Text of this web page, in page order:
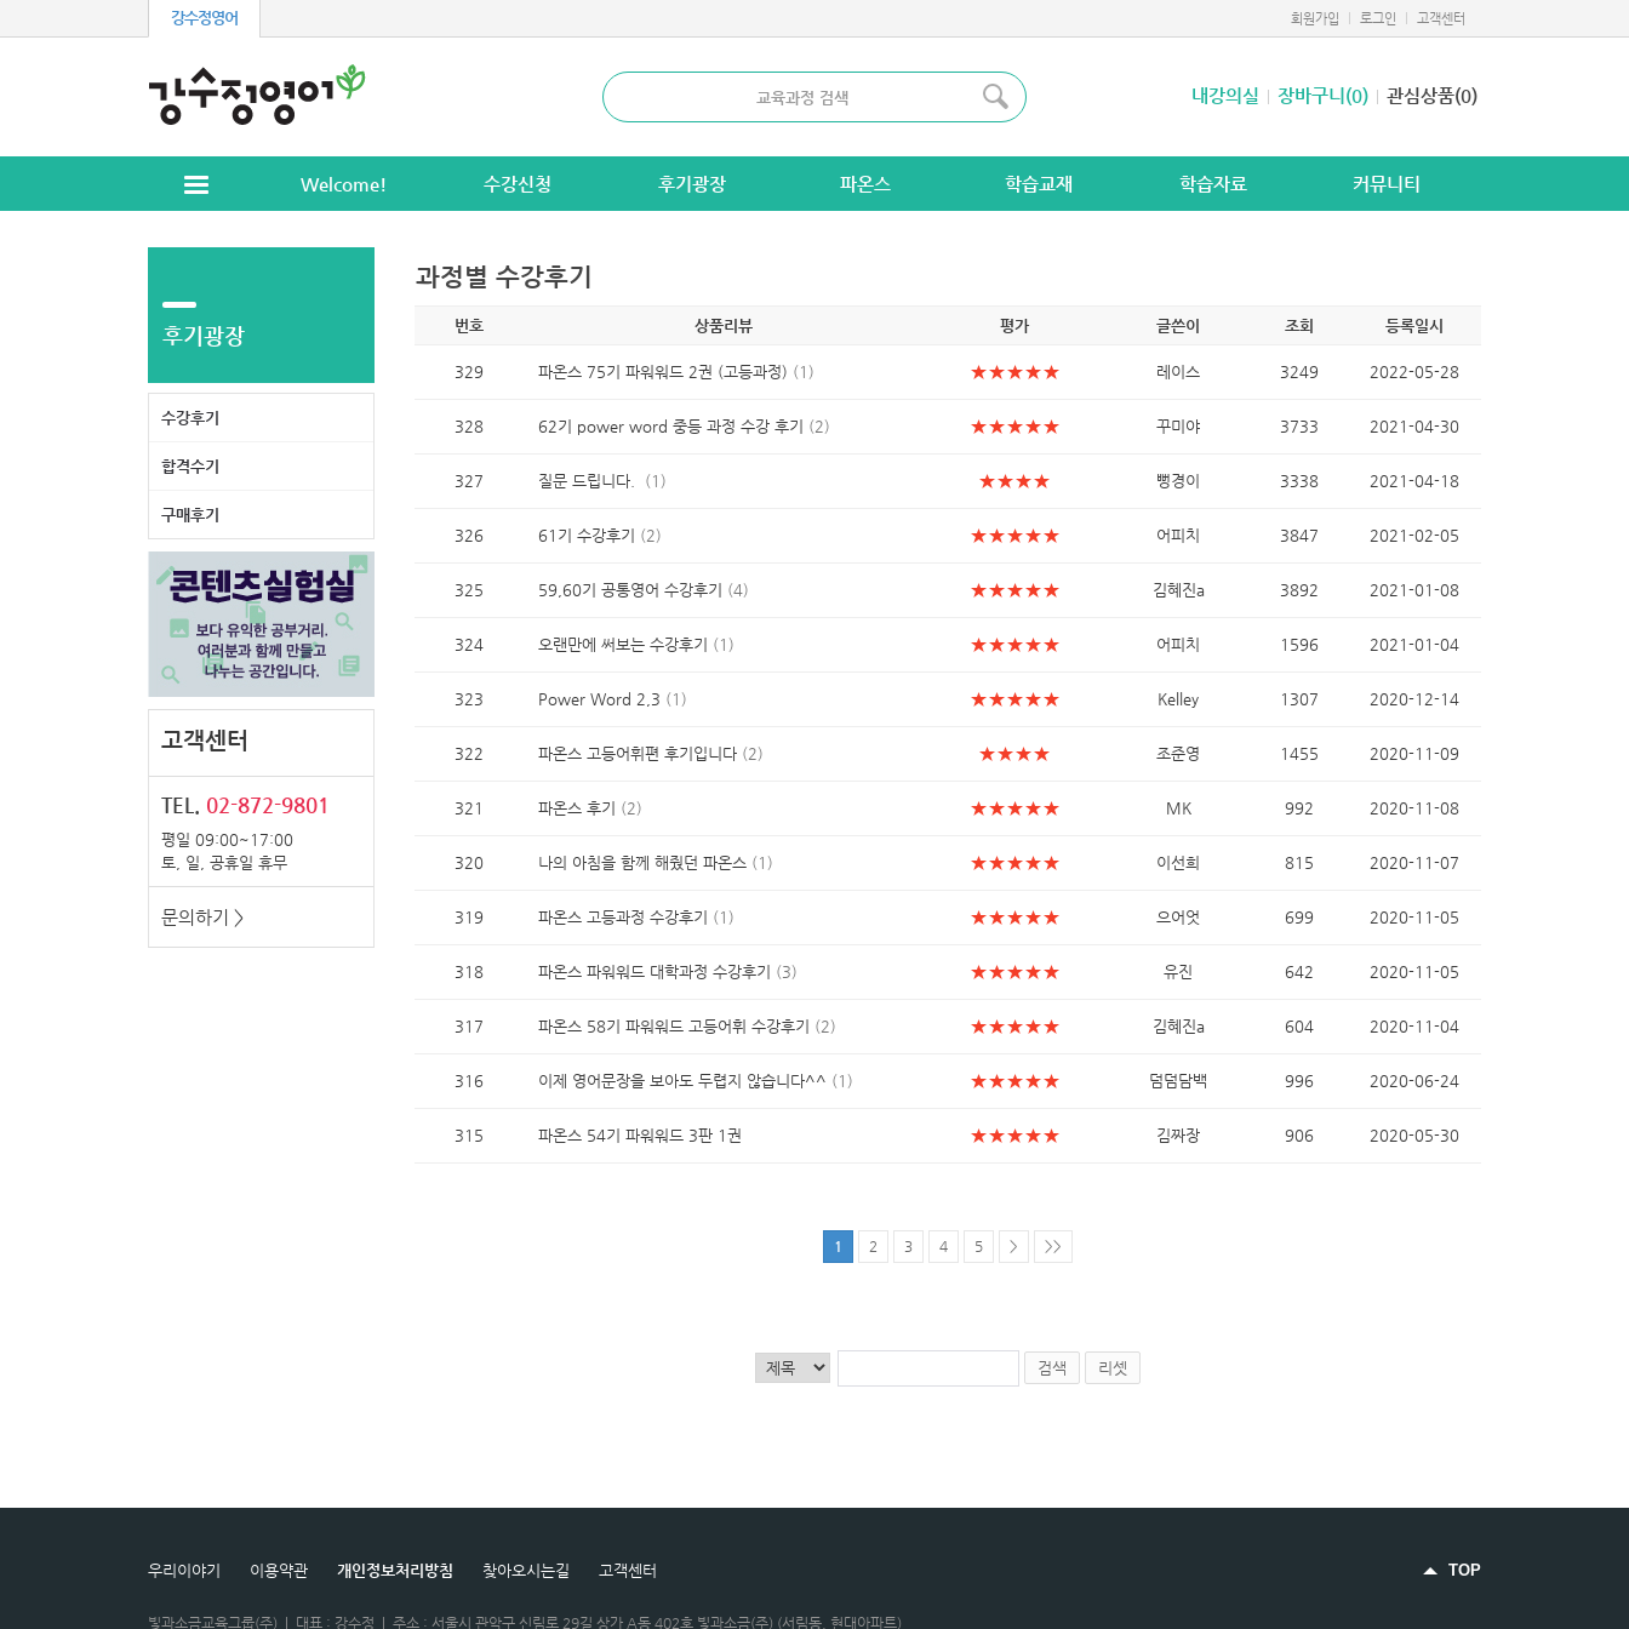
강수정영어 회원가입 로그인 고객센터
내강의실 장바구니(0) 관심상품(0)
Welcome! 수강신청 후기광장 파온스 학습교재 학습자료 커뮤니티
후기광장
수강후기
합격수기
구매후기
고객센터
TEL. 02-872-9801
평일 09:00~17:00
토, 일, 공휴일 휴무
문의하기 >
과정별 수강후기
번호 상품리뷰 평가 글쓴이 조회 등록일시
329 파온스 75기 파워워드 2권 (고등과정) (1) ★★★★★ 레이스 3249 2022-05-28
328 62기 power word 중등 과정 수강 후기 (2) ★★★★★ 꾸미야 3733 2021-04-30
327 질문 드립니다. (1) ★★★★ 뻥경이 3338 2021-04-18
326 61기 수강후기 (2) ★★★★★ 어피치 3847 2021-02-05
325 59,60기 공통영어 수강후기 (4) ★★★★★ 김혜진a 3892 2021-01-08
324 오랜만에 써보는 수강후기 (1) ★★★★★ 어피치 1596 2021-01-04
323 Power Word 2,3 (1) ★★★★★ Kelley 1307 2020-12-14
322 파온스 고등어휘편 후기입니다 (2) ★★★★ 조준영 1455 2020-11-09
321 파온스 후기 (2) ★★★★★ MK 992 2020-11-08
320 나의 아침을 함께 해줬던 파온스 (1) ★★★★★ 이선희 815 2020-11-07
319 파온스 고등과정 수강후기 (1) ★★★★★ 으어엇 699 2020-11-05
318 파온스 파워워드 대학과정 수강후기 (3) ★★★★★ 유진 642 2020-11-05
317 파온스 58기 파워워드 고등어휘 수강후기 (2) ★★★★★ 김혜진a 604 2020-11-04
316 이제 영어문장을 보아도 두렵지 않습니다^^ (1) ★★★★★ 덤덤담백 996 2020-06-24
315 파온스 54기 파워워드 3판 1권 ★★★★★ 김짜장 906 2020-05-30
1 2 3 4 5 > >>
검색 리셋
우리이야기 이용약관 개인정보처리방침 찾아오시는길 고객센터 TOP
빛과소금교육그룹(주) | 대표 : 강수정 | 주소 : 서울시 관악구 신림로 29길 상가 A동 402호 빛과소금(주) (서림동, 현대아파트)